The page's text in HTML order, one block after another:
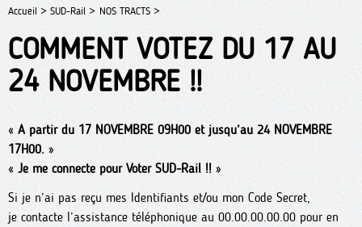
Accueil > SUD-Rail > NOS TRACTS >
COMMENT VOTEZ DU 17 AU
24 NOVEMBRE !!
« A partir du 17 NOVEMBRE 09H00 et jusqu’au 24 NOVEMBRE
17H00. »
« Je me connecte pour Voter SUD-Rail !! »
Si je n’ai pas reçu mes Identifiants et/ou mon Code Secret,
je contacte l’assistance téléphonique au 00.00.00.00.00 pour en